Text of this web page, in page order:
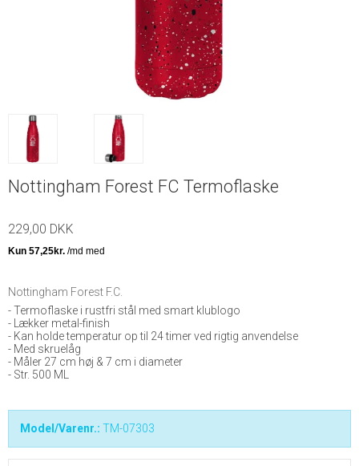
Nottingham Forest FC Termoflaske
229,00 DKK
Nottingham Forest F.C.
- Termoflaske i rustfri stål med smart klublogo
- Lækker metal-finish
- Kan holde temperatur op til 24 timer ved rigtig anvendelse
- Med skruelåg
- Måler 27 cm høj & 7 cm i diameter
- Str. 500 ML
Model/Varenr.: TM-07303